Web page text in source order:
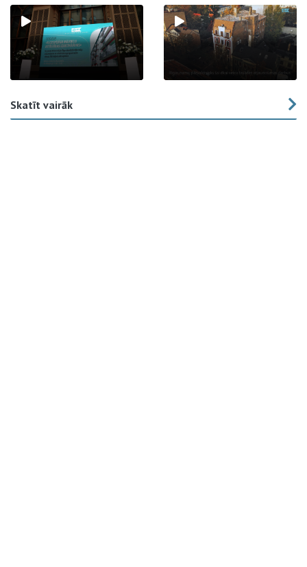
Skatīt vairāk